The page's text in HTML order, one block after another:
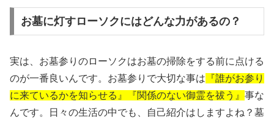
お墓に灯すローソクにはどんな力があるの？
実は、お墓参りのローソクはお墓の掃除をする前に点ける
のが一番良いんです。お墓参りで大切な事は 『誰がお参り
に来ているかを知らせる』『関係のない御霊を祓う』 事な
んです。日々の生活の中でも、自己紹介はしますよね？墓